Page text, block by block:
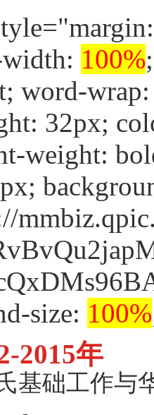
100%
word-
32px;
weight:
size: 100%
2015年
基础工作与